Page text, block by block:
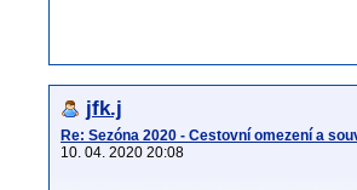
jfk.j
Re: Sezóna 2020 - Cestovní omezení a
10. 04. 2020 20:08